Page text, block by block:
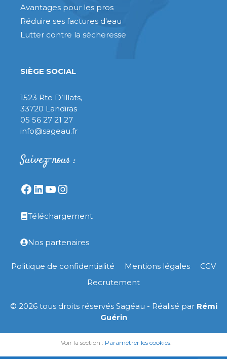
Avantages pour les pros
Réduire ses factures d'eau
Lutter contre la sécheresse
SIÈGE SOCIAL
1523 Rte D’Illats,
33720 Landiras
05 56 27 21 27
info@sageau.fr
Suivez-nous :
Facebook
LinkedIn
YouTube
Instagram
Téléchargement
Nos partenaires
Politique de confidentialité Mentions légales
CGV
Recrutement
© 2026 tous droits réservés Sagéau - Réalisé par Rémi
Guérin
Voir la section : Paramétrer les cookies.